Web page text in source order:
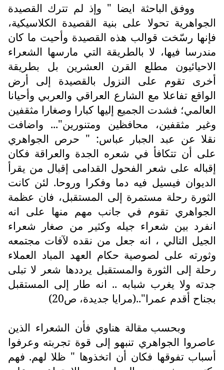
ووفق الباحثة ايضا " وإذ لم تترك القصيدة
الجواهرية تحولا على بنية القصيدة الكلاسيكية،
فإنها رسّخت قوالب هذه القصيدة وأحيت ما كان
مندرسا فيها، لا بالطريقة التي مارسها الشعراء
الاحيائيون مطلع القرن العشرين بل بطريقة
أخرى تقوم على النزول بالقصيدة إلى أرض
الواقع تفاعلا مع الشارع العراقي والعربي وأحيانا
العالمي؛ فشدت الجميع إليها كبارا وصغارا مثقفين
وغير مثقفين، محافظين ومتنورين"... واضافت
نقلا عن عبد الجبار عباس: " حرص الجواهري
على أن تتكافأ في شعره الجدة والعراقة فكان
إقباله على شعر الفحول القدامى إقبال من يقرأ
الديوان فيسيل فيه دما وفكرا وروحا. لئن كانت
الثورة رحلة مستمرة إلى المستقبل، فان عظمة
الجواهري تقوم في جانب مهم منها على انه
انفرد بين شعراء جيله وكثير من صغار شعراء
الجيل التالي ، انه جعل من نقده لآفات مجتمعه
وثورته على لصوصية حكام العهد المباد العملاء
رحلة إلى الثورة والمستقبل يرددها شعر لا تبلى
جدته ولا يغرب شبابه .. انه طار إلى المستقبل
بجناح أقدم عمرا"..(مرايا جديدة، ص20)
وبحسب مقالة هناوي فأن الشعراء الذين
عاصروا الجواهري تنبهو إلى قوة تجربته وعرفوا
أسباب تفوقها فكان أن اتخذوها " ظلا لهم. فهم